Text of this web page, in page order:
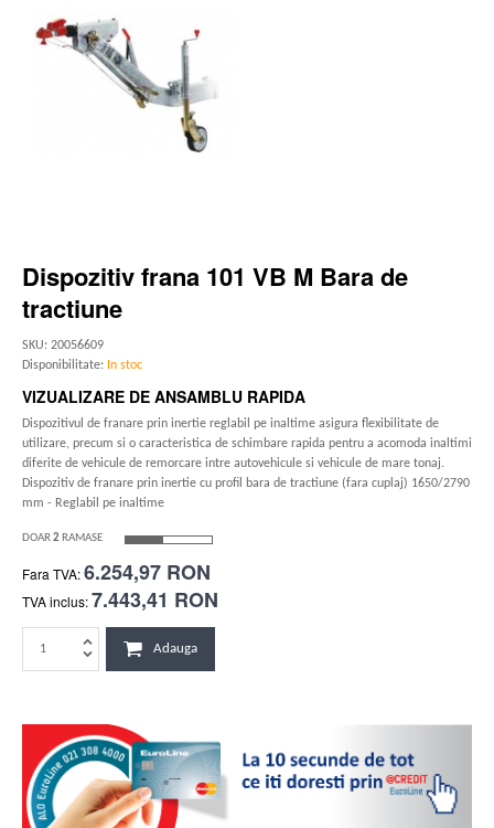
Dispozitiv frana 101 VB M Bara de
tractiune
SKU: 20056609
Disponibilitate: In stoc
VIZUALIZARE DE ANSAMBLU RAPIDA
Dispozitivul de franare prin inertie reglabil pe inaltime asigura flexibilitate de
utilizare, precum si o caracteristica de schimbare rapida pentru a acomoda inaltimi
diferite de vehicule de remorcare intre autovehicule si vehicule de mare tonaj.
Dispozitiv de franare prin inertie cu profil bara de tractiune (fara cuplaj) 1650/2790
mm - Reglabil pe inaltime
DOAR2 RAMASE
Fara TVA:6.254,97 RON
TVA inclus:7.443,41 RON
Adauga